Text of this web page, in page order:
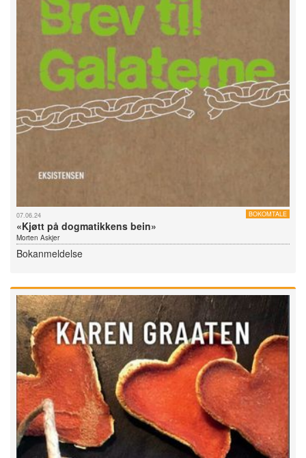
07.06.24 BOKOMTALE
«Kjøtt på dogmatikkens bein»
Morten Askjer
Bokanmeldelse